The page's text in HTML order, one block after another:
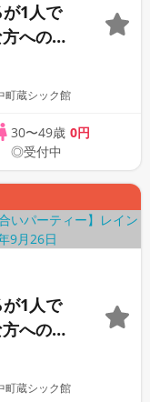
1人で
への婚
町蔵シック館
30〜49歳 0円
◎受付中
1人で
への婚
町蔵シック館